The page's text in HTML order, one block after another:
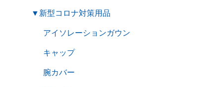
▼ 新型コロナ対策用品
アイソレーションガウン
キャップ
腕カバー